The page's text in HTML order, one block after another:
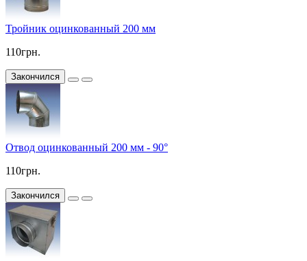
Тройник оцинкованный 200 мм
110грн.
Закончился
Отвод оцинкованный 200 мм - 90°
110грн.
Закончился